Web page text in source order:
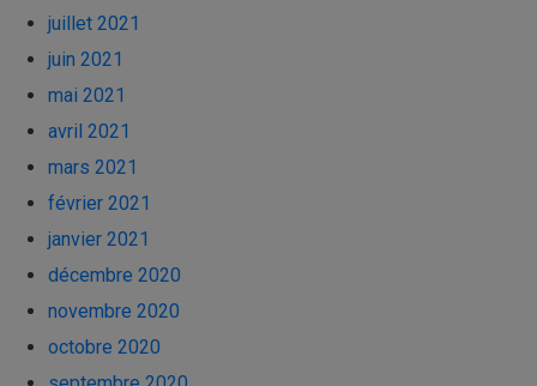
juillet 2021
juin 2021
mai 2021
avril 2021
mars 2021
février 2021
janvier 2021
décembre 2020
novembre 2020
octobre 2020